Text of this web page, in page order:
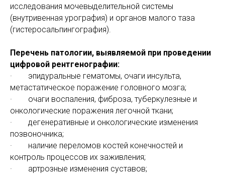
исследования мочевыделительной системы
(внутривенная урография) и органов малого таза
(гистеросальпингография).
Перечень патологии, выявляемой при проведении
цифровой рентгенографии:
· эпидуральные гематомы, очаги инсульта,
метастатическое поражение головного мозга;
· очаги воспаления, фиброза, туберкулезные и
онкологические поражения легочной ткани;
· дегенеративные и онкологические изменения
позвоночника;
· наличие переломов костей конечностей и
контроль процессов их заживления;
· артрозные изменения суставов;